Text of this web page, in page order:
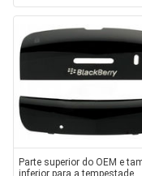
Parte superior do OEM e
inferior para a tempestade